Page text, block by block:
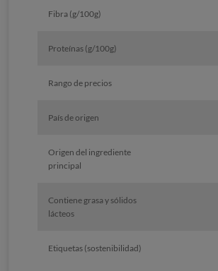
Fibra (g/100g)
Proteínas (g/100g)
Rango de precios
País de origen
Origen del ingrediente
principal
Contiene grasa y sólidos
lácteos
Etiquetas (sostenibilidad)